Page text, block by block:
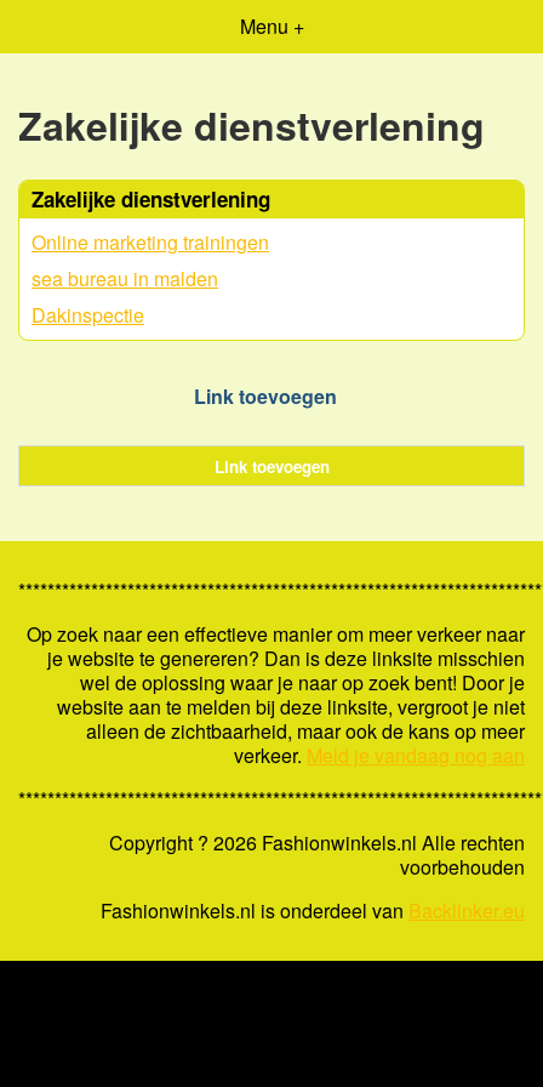
Menu +
Zakelijke dienstverlening
Zakelijke dienstverlening
Online marketing trainingen
sea bureau in malden
Dakinspectie
Link toevoegen
Link toevoegen
Op zoek naar een effectieve manier om meer verkeer naar
je website te genereren? Dan is deze linksite misschien
wel de oplossing waar je naar op zoek bent! Door je
website aan te melden bij deze linksite, vergroot je niet
alleen de zichtbaarheid, maar ook de kans op meer
verkeer. Meld je vandaag nog aan
Copyright ? 2026 Fashionwinkels.nl Alle rechten
voorbehouden
Fashionwinkels.nl is onderdeel van Backlinker.eu